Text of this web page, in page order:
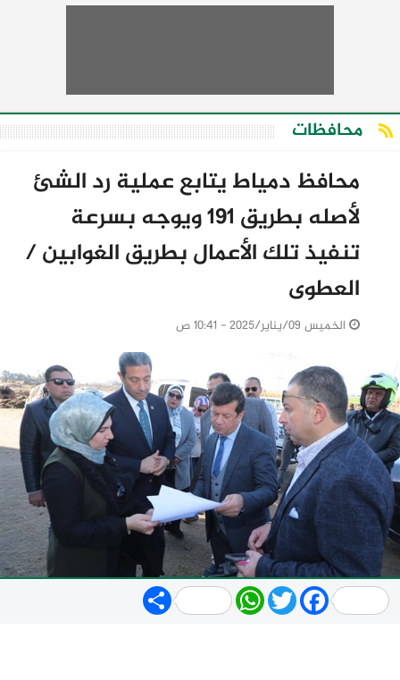
محافظات
محافظ دمياط يتابع عملية رد الشئ
لأصله بطريق 191 ويوجه بسرعة
تنفيذ تلك الأعمال بطريق الغوابين /
العطوى
الخميس 09/يناير/2025 - 10:41 ص
Share WhatsApp
TwitterFacebook